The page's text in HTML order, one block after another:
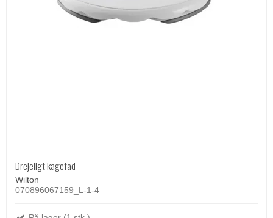
Drejeligt kagefad
Wilton
070896067159_L-1-4